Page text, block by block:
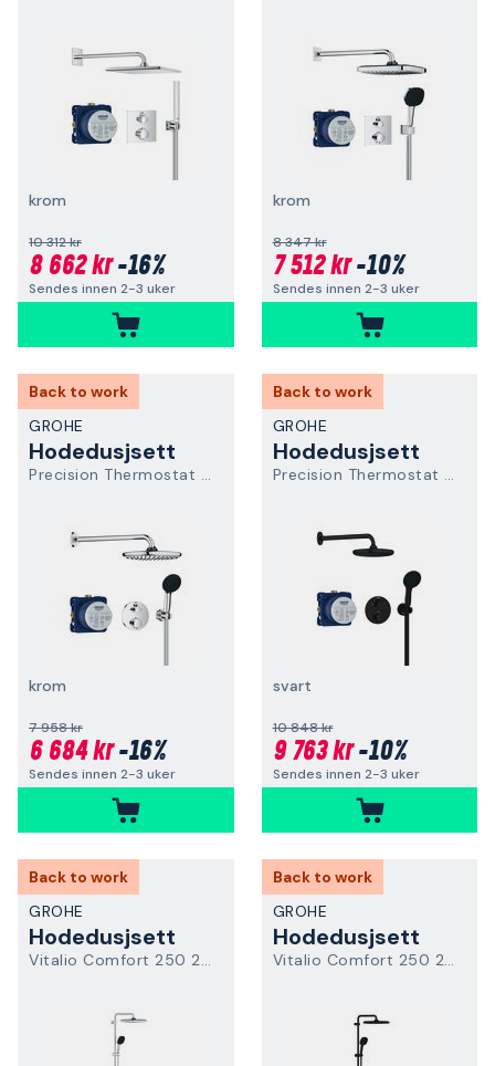
krom
10 312 kr
8 662 kr-16%
Sendes innen 2-3 uker
krom
8 347 kr
7 512 kr-10%
Sendes innen 2-3 uker
Back to work
GROHE
Hodedusjsett
Precision Thermostat 34883000
krom
7 958 kr
6 684 kr-16%
Sendes innen 2-3 uker
Back to work
GROHE
Hodedusjsett
Precision Thermostat 348832430
svart
10 848 kr
9 763 kr-10%
Sendes innen 2-3 uker
Back to work
GROHE
Hodedusjsett
Vitalio Comfort 250 26696001
Back to work
GROHE
Hodedusjsett
Vitalio Comfort 250 268312431